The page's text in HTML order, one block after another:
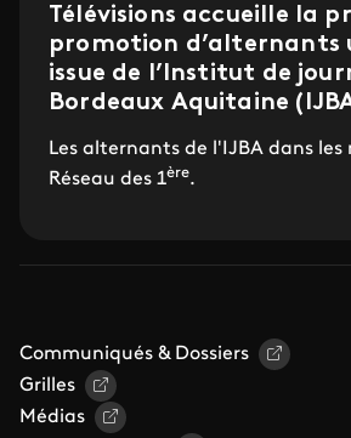
Télévisions accueille la
promotion d’alternants
issue de l’Institut de
Bordeaux Aquitaine
Les alternants de l'IJBA dans
Réseau des 1ère.
Communiqués & Dossiers
Grilles
Médias